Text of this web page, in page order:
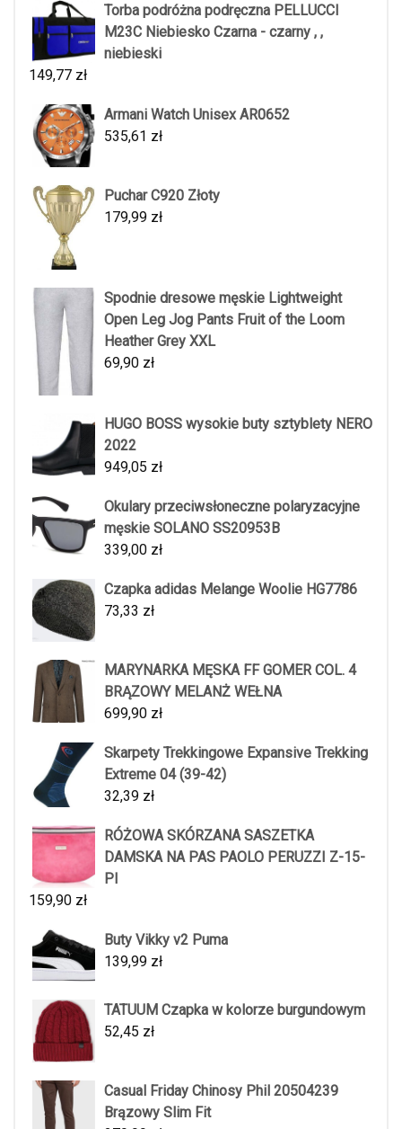
Torba podróżna podręczna PELLUCCI
M23C Niebiesko Czarna - czarny , ,
niebieski
149,77 zł
Armani Watch Unisex AR0652
535,61 zł
Puchar C920 Złoty
179,99 zł
Spodnie dresowe męskie Lightweight
Open Leg Jog Pants Fruit of the Loom
Heather Grey XXL
69,90 zł
HUGO BOSS wysokie buty sztyblety NERO
2022
949,05 zł
Okulary przeciwsłoneczne polaryzacyjne
męskie SOLANO SS20953B
339,00 zł
Czapka adidas Melange Woolie HG7786
73,33 zł
MARYNARKA MĘSKA FF GOMER COL. 4
BRĄZOWY MELANŻ WEŁNA
699,90 zł
Skarpety Trekkingowe Expansive Trekking
Extreme 04 (39-42)
32,39 zł
RÓŻOWA SKÓRZANA SASZETKA
DAMSKA NA PAS PAOLO PERUZZI Z-15-
PI
159,90 zł
Buty Vikky v2 Puma
139,99 zł
TATUUM Czapka w kolorze burgundowym
52,45 zł
Casual Friday Chinosy Phil 20504239
Brązowy Slim Fit